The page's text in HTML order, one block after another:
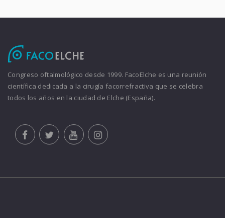
Congreso oftalmológico desde 1999. FacoElche es una reunión
científica dedicada a la cirugía facorrefractiva que se celebra
todos los años en la ciudad de Elche (España).